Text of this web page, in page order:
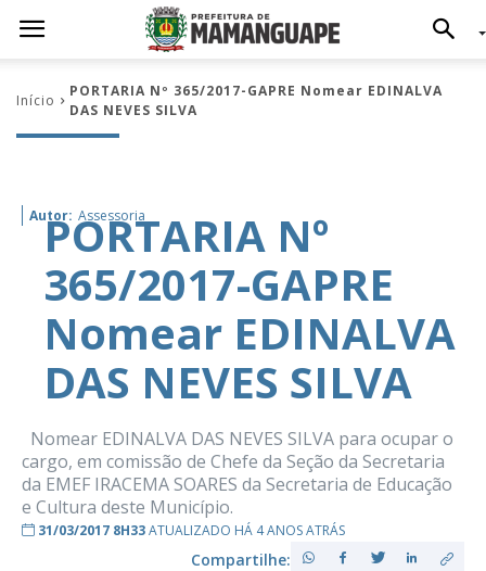
Início
PORTARIA Nº 365/2017-GAPRE Nomear EDINALVA
DAS NEVES SILVA
Autor: Assessoria
PORTARIA Nº
365/2017-GAPRE
Nomear EDINALVA
DAS NEVES SILVA
Nomear EDINALVA DAS NEVES SILVA para ocupar o
cargo, em comissão de Chefe da Seção da Secretaria
da EMEF IRACEMA SOARES da Secretaria de Educação
e Cultura deste Município.
31/03/2017 8H33ATUALIZADO HÁ 4 ANOS ATRÁS
Compartilhe: